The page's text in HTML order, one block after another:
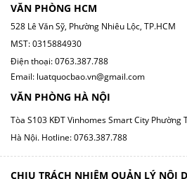
VĂN PHÒNG HCM
528 Lê Văn Sỹ, Phường Nhiêu Lộc, TP.HCM
MST: 0315884930
Điện thoại: 0763.387.788
Email: luatquocbao.vn@gmail.com
VĂN PHÒNG HÀ NỘI
Tòa S103 KĐT Vinhomes Smart City Phường
Hà Nội. Hotline: 0763.387.788
CHỊU TRÁCH NHIỆM QUẢN LÝ NỘI